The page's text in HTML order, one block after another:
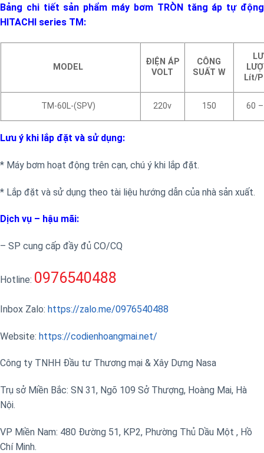
Bảng chi tiết sản phẩm máy bơm TRÒN tăng áp tự động
HITACHI series TM:
MODEL
ĐIỆN ÁP
VOLT
CÔNG
SUẤT W
Lít/
TM-60L-(SPV) 220v 150 60
Lưu ý khi lắp đặt và sử dụng:
* Máy bơm hoạt động trên cạn, chú ý khi lắp đặt.
* Lắp đặt và sử dụng theo tài liệu hướng dẫn của nhà sản xuất.
Dịch vụ – hậu mãi:
– SP cung cấp đầy đủ CO/CQ
Hotline: 0976540488
Inbox Zalo: https://zalo.me/0976540488
Website: https://codienhoangmai.net/
Công ty TNHH Đầu tư Thương mại & Xây Dựng Nasa
Trụ sở Miền Bắc: SN 31, Ngõ 109 Sở Thượng, Hoàng Mai, Hà
Nội.
VP Miền Nam: 480 Đường 51, KP2, Phường Thủ Dầu Một , Hồ
Chí Minh.